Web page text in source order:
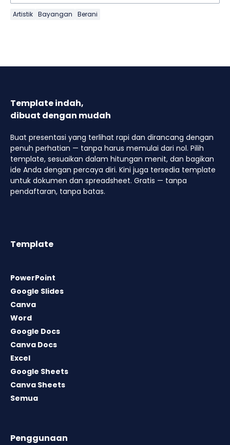
Artistik Bayangan Berani
Template indah,
dibuat dengan mudah
Buat presentasi yang terlihat rapi dan dirancang dengan
penuh perhatian — tanpa harus memulai dari nol. Pilih
template, sesuaikan dalam hitungan menit, dan bagikan
ide Anda dengan percaya diri. Kini juga tersedia template
untuk dokumen dan spreadsheet. Gratis — tanpa
pendaftaran, tanpa batas.
Template
PowerPoint
Google Slides
Canva
Word
Google Docs
Canva Docs
Excel
Google Sheets
Canva Sheets
Semua
Penggunaan